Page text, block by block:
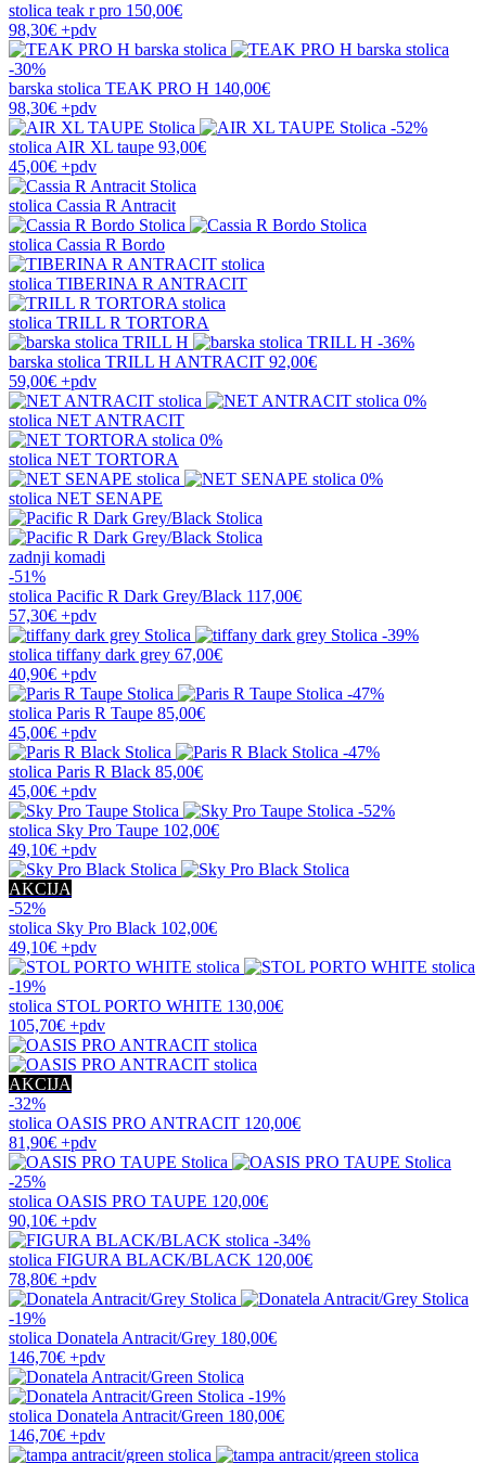
stolica teak r pro 150,00€
98,30€ +pdv
-30%
barska stolica TEAK PRO H 140,00€
98,30€ +pdv
-52%
stolica AIR XL taupe 93,00€
45,00€ +pdv
stolica Cassia R Antracit
stolica Cassia R Bordo
stolica TIBERINA R ANTRACIT
stolica TRILL R TORTORA
-36%
barska stolica TRILL H ANTRACIT 92,00€
59,00€ +pdv
0%
stolica NET ANTRACIT
0%
stolica NET TORTORA
0%
stolica NET SENAPE
zadnji komadi
-51%
stolica Pacific R Dark Grey/Black 117,00€
57,30€ +pdv
-39%
stolica tiffany dark grey 67,00€
40,90€ +pdv
-47%
stolica Paris R Taupe 85,00€
45,00€ +pdv
-47%
stolica Paris R Black 85,00€
45,00€ +pdv
-52%
stolica Sky Pro Taupe 102,00€
49,10€ +pdv
AKCIJA
-52%
stolica Sky Pro Black 102,00€
49,10€ +pdv
-19%
stolica STOL PORTO WHITE 130,00€
105,70€ +pdv
AKCIJA
-32%
stolica OASIS PRO ANTRACIT 120,00€
81,90€ +pdv
-25%
stolica OASIS PRO TAUPE 120,00€
90,10€ +pdv
-34%
stolica FIGURA BLACK/BLACK 120,00€
78,80€ +pdv
-19%
stolica Donatela Antracit/Grey 180,00€
146,70€ +pdv
-19%
stolica Donatela Antracit/Green 180,00€
146,70€ +pdv